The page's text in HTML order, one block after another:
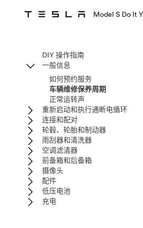
Model S Do It
DIY 操作指南
一般信息
如何预约服务
车辆维修保养周期
正常运转声
重新启动和执行通断电循环
连接和配对
轮毂、轮胎和制动器
雨刮器和清洗器
空调滤清器
前备箱和后备箱
摄像头
配件
低压电池
充电